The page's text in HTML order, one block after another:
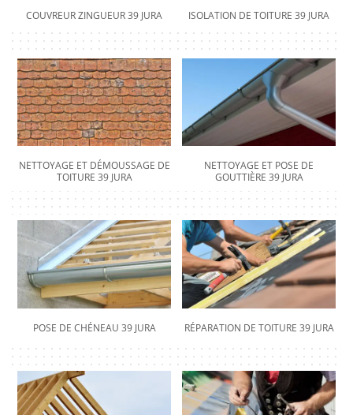
COUVREUR ZINGUEUR 39 JURA ISOLATION DE TOITURE 39 JURA
NETTOYAGE ET DÉMOUSSAGE DE
TOITURE 39 JURA
NETTOYAGE ET POSE DE
GOUTTIÈRE 39 JURA
POSE DE CHÉNEAU 39 JURA RÉPARATION DE TOITURE 39 JURA